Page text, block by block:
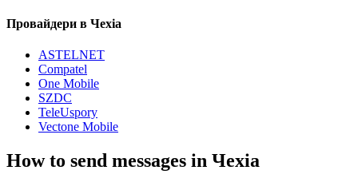
Провайдери в Чехіа
ASTELNET
Compatel
One Mobile
SZDC
TeleUspory
Vectone Mobile
How to send messages in Чехіа